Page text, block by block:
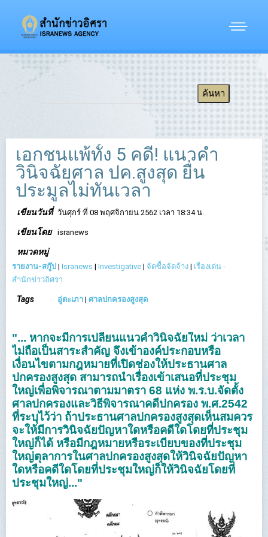
เอกชนแพ้ทั้ง 5 คดี! แนวคำ
วินิจฉัยศาล ปค.สูงสุด ยื่น
ประมูลไม่ทันเวลา
เขียนวันที่ วันศุกร์ ที่ 08 พฤศจิกายน 2562 เวลา 18:34 น.
เขียนโดย isranews
หมวดหมู่
รายงาน-สกู๊ป | Isranews | Investigative | จัดซื้อจัดจ้าง | เรื่องเด่น -
สำนักข่าวอิศรา
Tags อู่ตะเภา | ศาลปกครองสูงสุด
"... หากจะมีการเปลี่ยนแนวคำวินิจฉัยใหม่ ว่าเวลา
ไม่ถือเป็นสาระสำคัญ จึงเข้าองค์ประกอบหรือ
เงื่อนไขตามกฎหมายที่เปิดช่องให้ประธานศาล
ปกครองสูงสุด สามารถนำเรื่องเข้าเสนอที่ประชุม
ใหญ่เพื่อพิจารณาตามมาตรา 68 แห่ง พ.ร.บ.จัดตั้ง
ศาลปกครองและวิธีพิจารณาคดีปกครอง พ.ศ.2542
ที่ระบุไว้ว่า ถ้าประธานศาลปกครองสูงสุดเห็นสมควร
จะให้มีการวินิจฉัยปัญหาใดหรือคดีใดโดยที่ประชุม
ใหญ่ก็ได้ หรือมีกฎหมายหรือระเบียบของที่ประชุม
ใหญ่ตุลาการในศาลปกครองสูงสุดให้วินิจฉัยปัญหา
ใดหรือคดีใดโดยที่ประชุมใหญ่ก็ให้วินิจฉัยโดยที่
ประชุมใหญ่..."